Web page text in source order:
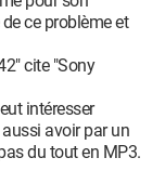
ce problème et
cite "Sony
intéresser
avoir par un
du tout en MP3.